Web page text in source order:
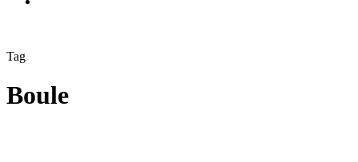
Tag
Boule